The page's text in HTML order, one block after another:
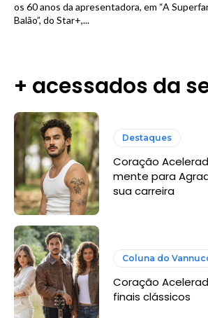
os 60 anos da apresentadora, em “A
Balão”, do Star+,...
+ acessados da
Destaques
Coração
mente para
sua carreira
Coluna do
Coração
finais clássicos